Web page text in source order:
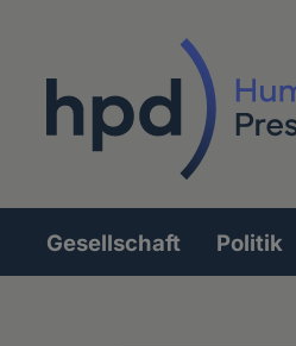
Hauptnavigation
Gesellschaft Politik